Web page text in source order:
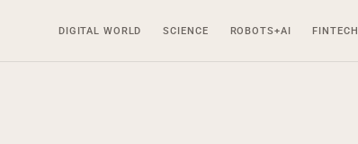
DIGITAL WORLD SCIENCE ROBOTS+AI FINTECH